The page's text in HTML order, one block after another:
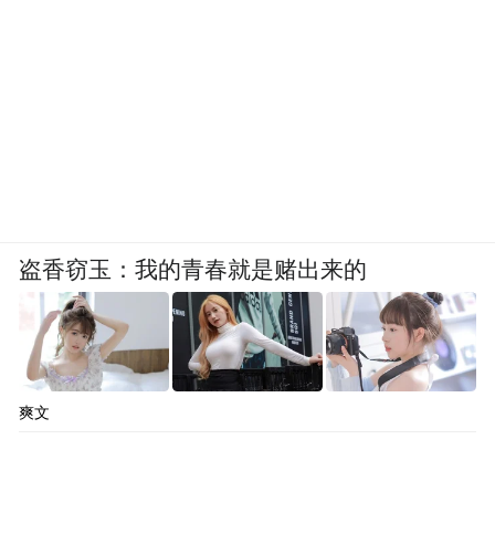
盗香窃玉：我的青春就是赌出来的
爽文